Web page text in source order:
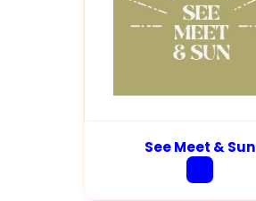
See Meet & Sun